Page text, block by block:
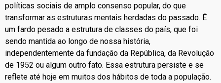
políticas sociais de amplo consenso popular, do que
transformar as estruturas mentais herdadas do passado. É
um fardo pesado a estrutura de classes do país, que foi
sendo mantida ao longo de nossa história,
independentemente da fundação da República, da Revolução
de 1952 ou algum outro fato. Essa estrutura persiste e se
reflete até hoje em muitos dos hábitos de toda a população.